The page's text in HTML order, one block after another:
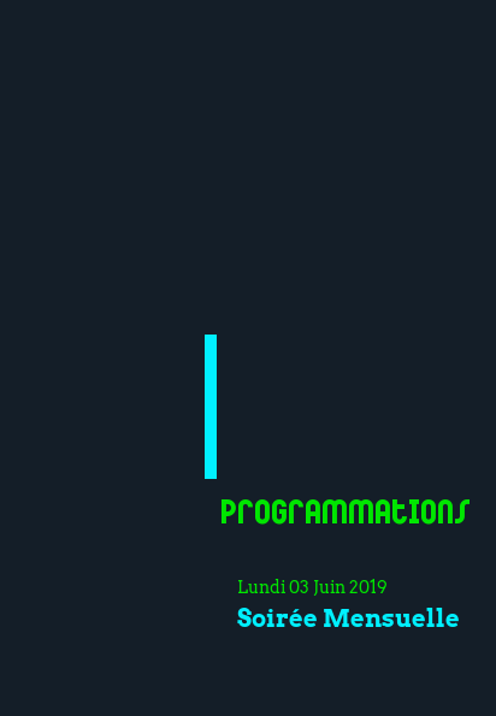
Programmations
Lundi 03 Juin 2019
Soirée Mensuelle